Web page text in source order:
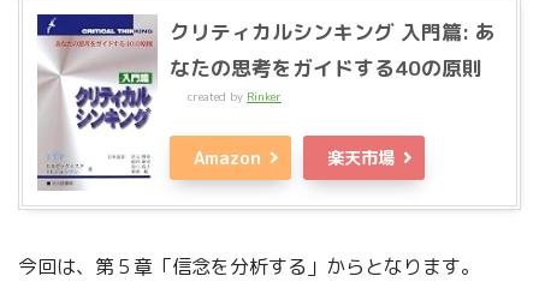
は、「これ違うんじゃないの？」という箇所もあるかと思います。 そのよ
うな場合は、温かい目でお見逃しくださいますよう、よろしくお願いしま
す。
もっと、きちんと
クリティカルシンキング 入門篇: あ
なたの思考をガイドする40の原則
created by Rinker
Amazon 楽天市場
今回は、第５章「信念を分析する」からとなります。